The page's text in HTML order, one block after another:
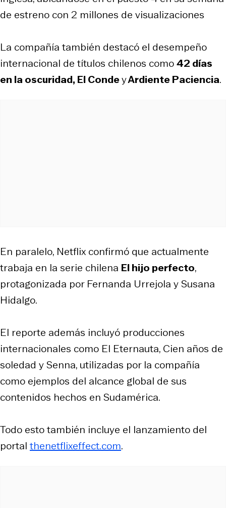
de estreno con 2 millones de visualizaciones
La compañía también destacó el desempeño
internacional de títulos chilenos como42 días
en la oscuridad, El CondeyArdiente Paciencia.
En paralelo, Netflix confirmó que actualmente
trabaja en la serie chilena El hijo perfecto,
protagonizada por Fernanda Urrejola y Susana
Hidalgo.
El reporte además incluyó producciones
internacionales como El Eternauta, Cien años de
soledad ySenna, utilizadas por la compañía
como ejemplos del alcance global de sus
contenidos hechos en Sudamérica.
Todo esto también incluye el lanzamiento del
portalthenetflixeffect.com.